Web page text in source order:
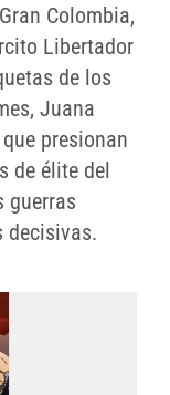
Colombia,
Libertador
de los
Juana
presionan
de élite del
guerras
decisivas.